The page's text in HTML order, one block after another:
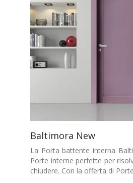
Baltimora New
La Porta battente interna
Porte interne perfette per
chiudere. Con la offerta di